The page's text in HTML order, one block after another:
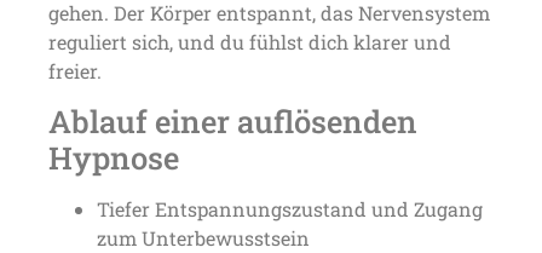
gehen. Der Körper entspannt, das Nervensystem
reguliert sich, und du fühlst dich klarer und
freier.
Ablauf einer auflösenden
Hypnose
Tiefer Entspannungszustand und Zugang
zum Unterbewusstsein